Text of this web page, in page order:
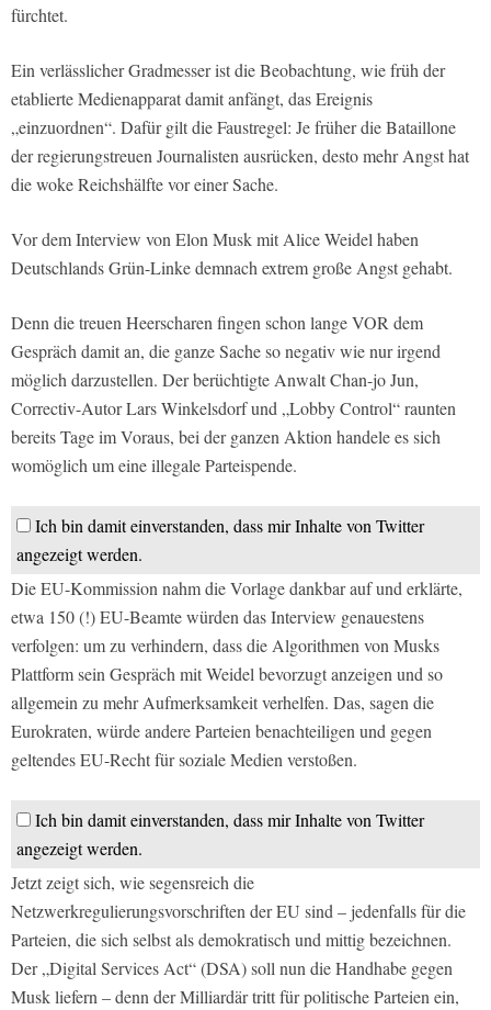
fürchtet.
Ein verlässlicher Gradmesser ist die Beobachtung, wie früh der
etablierte Medienapparat damit anfängt, das Ereignis
„einzuordnen“. Dafür gilt die Faustregel: Je früher die Bataillone
der regierungstreuen Journalisten ausrücken, desto mehr Angst hat
die woke Reichshälfte vor einer Sache.
Vor dem Interview von Elon Musk mit Alice Weidel haben
Deutschlands Grün-Linke demnach extrem große Angst gehabt.
Denn die treuen Heerscharen fingen schon lange VOR dem
Gespräch damit an, die ganze Sache so negativ wie nur irgend
möglich darzustellen. Der berüchtigte Anwalt Chan-jo Jun,
Correctiv-Autor Lars Winkelsdorf und „Lobby Control“ raunten
bereits Tage im Voraus, bei der ganzen Aktion handele es sich
womöglich um eine illegale Parteispende.
Ich bin damit einverstanden, dass mir Inhalte von Twitter
angezeigt werden.
Die EU-Kommission nahm die Vorlage dankbar auf und erklärte,
etwa 150 (!) EU-Beamte würden das Interview genauestens
verfolgen: um zu verhindern, dass die Algorithmen von Musks
Plattform sein Gespräch mit Weidel bevorzugt anzeigen und so
allgemein zu mehr Aufmerksamkeit verhelfen. Das, sagen die
Eurokraten, würde andere Parteien benachteiligen und gegen
geltendes EU-Recht für soziale Medien verstoßen.
Ich bin damit einverstanden, dass mir Inhalte von Twitter
angezeigt werden.
Jetzt zeigt sich, wie segensreich die
Netzwerkregulierungsvorschriften der EU sind – jedenfalls für die
Parteien, die sich selbst als demokratisch und mittig bezeichnen.
Der „Digital Services Act“ (DSA) soll nun die Handhabe gegen
Musk liefern – denn der Milliardär tritt für politische Parteien ein,